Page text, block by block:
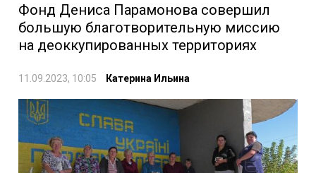
Фонд Дениса Парамонова совершил
большую благотворительную миссию
на деоккупированных территориях
11.09.2023, 10:05 Катерина Ильина